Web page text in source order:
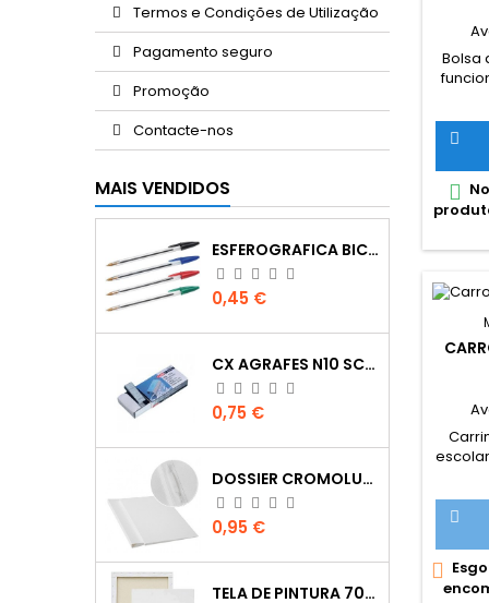
Termos e Condições de Utilização
Pagamento seguro
Promoção
Contacte-nos
MAIS VENDIDOS
ESFEROGRAFICA BIC CRISTAL
Preço
0,45 €
CX AGRAFES N10 SCRIVA
Preço
0,75 €
DOSSIER CROMOLUX A4 COM FERRAGEM
Preço
0,95 €
TELA DE PINTURA 70X100
Bolsa
de


marca

